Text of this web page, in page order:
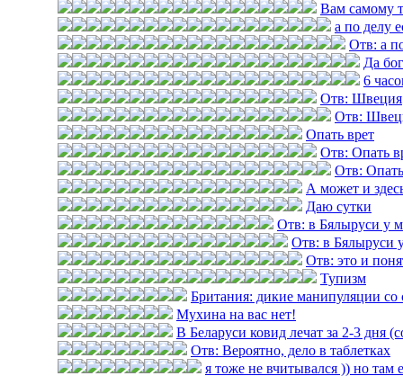
Вам самому
а по делу
Отв: а
Да
6
Отв: Швеция
Отв:
Опать врет
Отв: Опать
Отв:
А может и
Даю сутки
Отв: в Бялыруси у
Отв: в Бялыруси
Отв: это и
Тупизм
Британия: дикие манипуляции со
Мухина на вас нет!
В Беларуси ковид лечат за 2-3 дня
Отв: Вероятно, дело в таблетках
я тоже не вчитывался )) но там